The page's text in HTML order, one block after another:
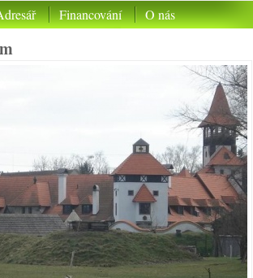
Financování O nás